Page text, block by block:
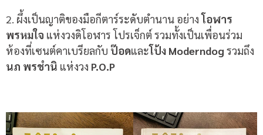
2. ผึ้งเป็นญาติของมือกีตาร์ระดับตำนาน อย่างโอฬาร
พรหมใจ แห่งวงดิโอฬาร โปรเจ็กต์ รวมทั้งเป็นเพื่อนร่วม
ห้องที่เซนต์คาเบรียลกับ ป๊อดและโป้ง Moderndog รวมถึง
นภ พรชำนิ แห่งวง P.O.P